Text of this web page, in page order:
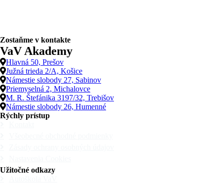
Zostaňme v kontakte
VaV Akademy
Hlavná 50, Prešov
Južná trieda 2/A, Košice
Námestie slobody 27, Sabinov
Priemyselná 2, Michalovce
M. R. Štefánika 3197/32, Trebišov
Námestie slobody 26, Humenné
Rýchly prístup
Užitočné odkazy